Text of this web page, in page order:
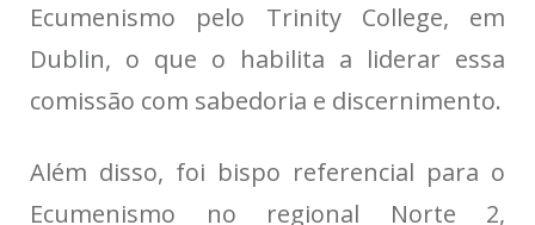
Ecumenismo pelo Trinity College, em
Dublin, o que o habilita a liderar essa
comissão com sabedoria e discernimento.
Além disso, foi bispo referencial para o
Ecumenismo no regional Norte 2,